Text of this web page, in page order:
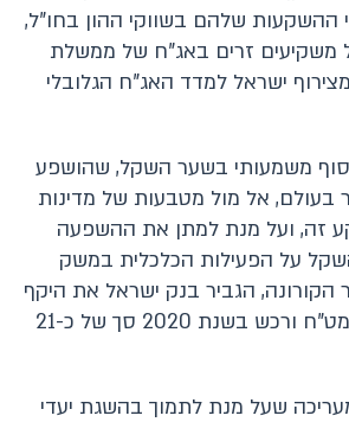
ההשקעות שלהם בשווקי ההון בחו"ל,
משקיעים זרים באג"ח של ממשלת
ישראל למדד האג"ח הגלובלי
משמעותי בשער השקל, שהושפע
בעולם, אל מול מטבעות של מדינות
זה, ועל מנת למתן את ההשפעה
על הפעילות הכלכלית במשק
הקורונה, הגביר בנק ישראל את היקף
ההתערבות בשוק המט"ח ורכש בשנת 2020 סך של כ-21
שעל מנת לתמוך בהשגת יעדי